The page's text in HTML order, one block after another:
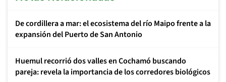
De cordillera a mar: el ecosistema del río Maipo frente a la
expansión del Puerto de San Antonio
Huemul recorrió dos valles en Cochamó buscando
pareja: revela la importancia de los corredores biológicos